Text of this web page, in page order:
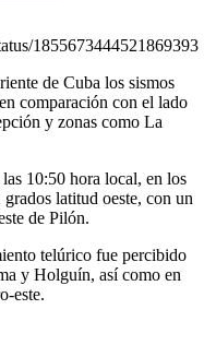
1855673444521869393
de Cuba los sismos
comparación con el lado
y zonas como La
10:50 hora local, en los
latitud oeste, con un
de Pilón.
telúrico fue percibido
y Holguín, así como en
este.